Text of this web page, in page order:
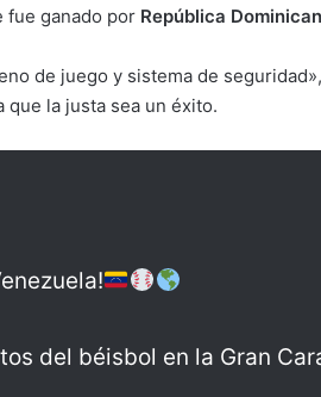
fue ganado por República
de juego y sistema de
que la justa sea un éxito.
del béisbol en la Gran